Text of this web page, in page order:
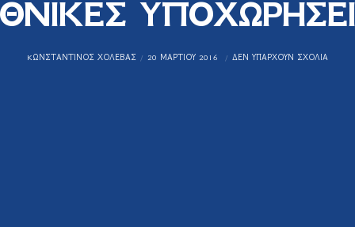
KΩΝΣΤΑΝΤΊΝΟΣ ΧΟΛΈΒΑΣ 20 ΜΑΡΤΊΟΥ 2016 ΔΕΝ ΥΠΆΡΧΟΥΝ ΣΧΌΛΙΑ